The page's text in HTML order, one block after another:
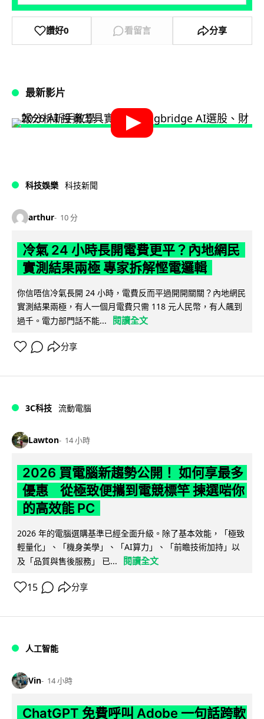
讚好0 看留言 分享
最新影片
科技娛樂 科技新聞
arthur 10 分
冷氣 24 小時長開電費更平？內地網民
實測結果兩極 專家拆解慳電邏輯
你信唔信冷氣長開 24 小時，電費反而平過開開關關？內地網民
實測結果兩極，有人一個月電費只需 118 元人民幣，有人飆到
過千。電力部門話不能...
閱讀全文
分享
3C科技 流動電腦
Lawton 14 小時
2026 買電腦新趨勢公開！ 如何享最多
優惠 從極致便攜到電競標竿 揀選啱你
的高效能 PC
2026 年的電腦選購基準已經全面升級。除了基本效能，「極致
輕量化」、「機身美學」、「AI算力」、「前瞻技術加持」以
及「品質與售後服務」 已...
閱讀全文
15 分享
人工智能
Vin 14 小時
ChatGPT 免費呼叫 Adobe 一句話跨軟